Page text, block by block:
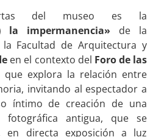
del museo es la
la impermanencia» de la
Facultad de Arquitectura y
en el contexto del Foro de las
que explora la relación entre
invitando al espectador a
íntimo de creación de una
fotográfica antigua, que se
en directa exposición a luz